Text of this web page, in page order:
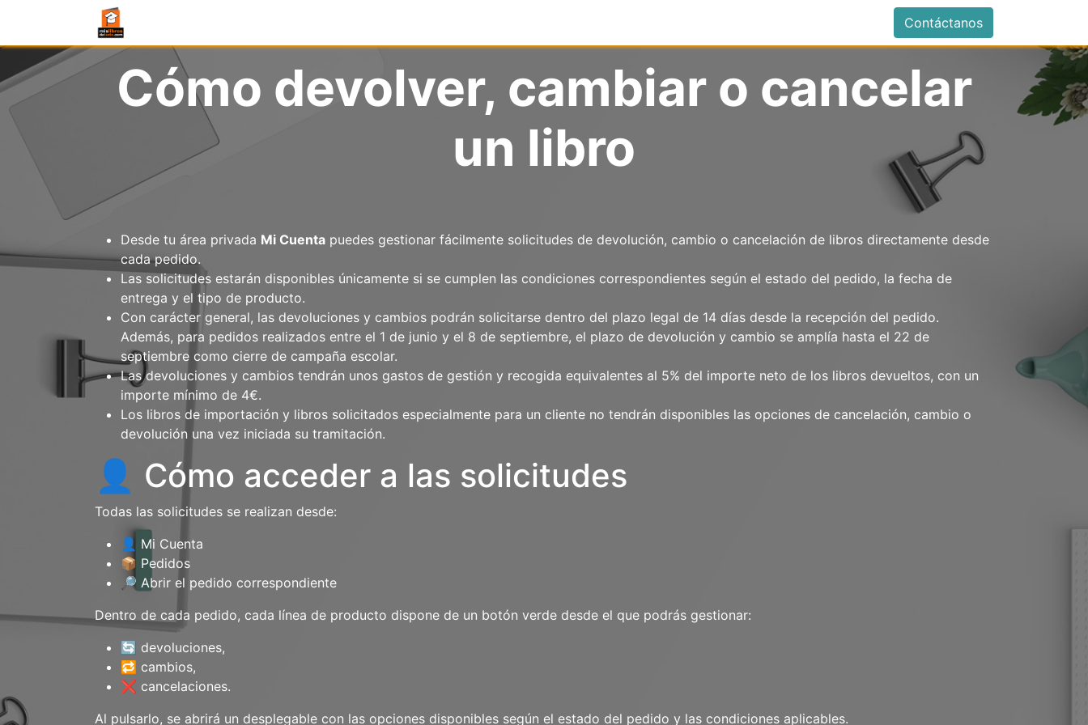
Contáctanos
Cómo devolver, cambiar o cancelar
un libro
Desde tu área privada Mi Cuenta puedes gestionar fácilmente solicitudes de devolución, cambio o cancelación de libros directamente desde
cada pedido.
Las solicitudes estarán disponibles únicamente si se cumplen las condiciones correspondientes según el estado del pedido, la fecha de
entrega y el tipo de producto.
Con carácter general, las devoluciones y cambios podrán solicitarse dentro del plazo legal de 14 días desde la recepción del pedido.
Además, para pedidos realizados entre el 1 de junio y el 8 de septiembre, el plazo de devolución y cambio se amplía hasta el 22 de
septiembre como cierre de campaña escolar.
Las devoluciones y cambios tendrán unos gastos de gestión y recogida equivalentes al 5% del importe neto de los libros devueltos, con un
importe mínimo de 4€.
Los libros de importación y libros solicitados especialmente para un cliente no tendrán disponibles las opciones de cancelación, cambio o
devolución una vez iniciada su tramitación.
👤 Cómo acceder a las solicitudes
Todas las solicitudes se realizan desde:
👤 Mi Cuenta
📦 Pedidos
🔎 Abrir el pedido correspondiente
Dentro de cada pedido, cada línea de producto dispone de un botón verde desde el que podrás gestionar:
🔄 devoluciones,
🔁 cambios,
❌ cancelaciones.
Al pulsarlo, se abrirá un desplegable con las opciones disponibles según el estado del pedido y las condiciones aplicables.